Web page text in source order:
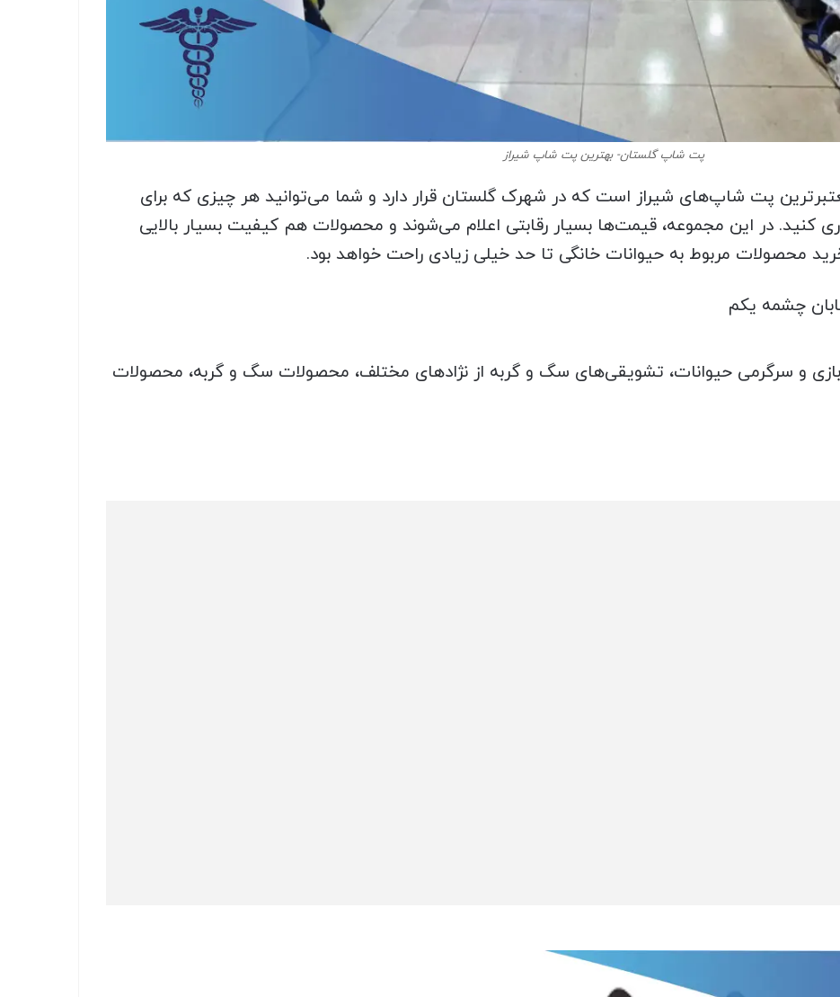
پت شاپ گلستان- بهترین پت شاپ شیراز
پت شاپ‌های شیراز است که در شهرک گلستان قرار دارد و شما می‌توانید هر چیزی که برای
کنید. در این مجموعه، قیمت‌ها بسیار رقابتی اعلام می‌شوند و محصولات هم کیفیت بسیار بالایی
محصولات مربوط به حیوانات خانگی تا حد خیلی زیادی راحت خواهد بود.
چشمه یکم
و سرگرمی حیوانات، تشویقی‌های سگ و گربه از نژادهای مختلف، محصولات سگ و گربه، محصولات